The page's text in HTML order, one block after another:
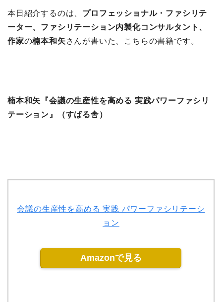
本日紹介するのは、 プロフェッショナル・ファシリテ
ーター、ファシリテーション内製化コンサルタント、
作家の楠本和矢さんが書いた、こちらの書籍です。
楠本和矢『会議の生産性を高める 実践パワーファシリ
テーション』（すばる舎）
会議の生産性を高める 実践 パワーファシリテーシ
ョン
Amazonで見る